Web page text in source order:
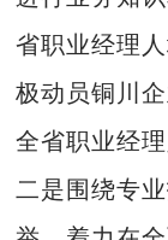
省职业经理
极动员铜川
全省职业经
二是围绕专